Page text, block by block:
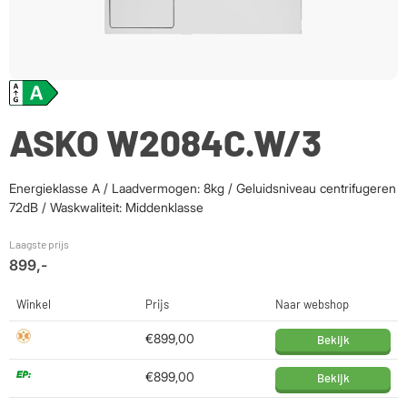
ASKO W2084C.W/3
Energieklasse A / Laadvermogen: 8kg / Geluidsniveau centrifugeren
72dB / Waskwaliteit: Middenklasse
Laagste prijs
899,-
Winkel Prijs Naar webshop
€899,00 Bekijk
€899,00 Bekijk